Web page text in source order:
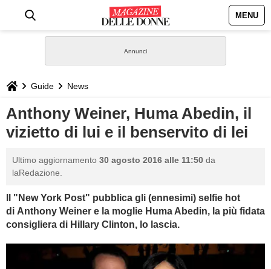
MENU
STILE
BIOGRAFIE
DEFINIZIONI
GASTRONOMIA
CAPELLI
Guide News
Anthony Weiner, Huma Abedin, il
vizietto di lui e il benservito di lei
Ultimo aggiornamento 30 agosto 2016 alle 11:50 da
laRedazione.
Il "New York Post" pubblica gli (ennesimi) selfie hot
di Anthony Weiner e la moglie Huma Abedin, la più fidata
consigliera di Hillary Clinton, lo lascia.